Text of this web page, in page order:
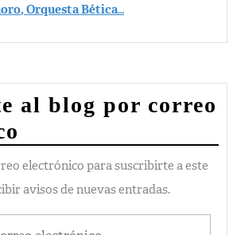
Orquesta Bética…
al blog por correo
electrónico para suscribirte a este
avisos de nuevas entradas.